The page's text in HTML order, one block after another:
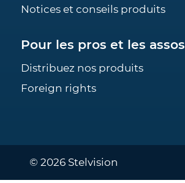
Notices et conseils produits
Pour les pros et les assos
Distribuez nos produits
Foreign rights
© 2026 Stelvision